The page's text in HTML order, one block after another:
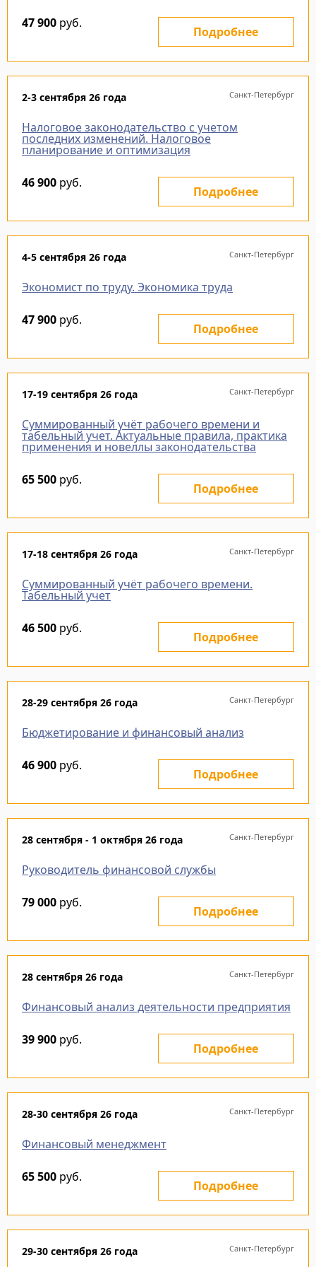
47 900 руб.
Подробнее
2-3 сентября 26 года Санкт-Петербург
Налоговое законодательство с учетом
последних изменений. Налоговое
планирование и оптимизация
46 900 руб.
Подробнее
4-5 сентября 26 года Санкт-Петербург
Экономист по труду. Экономика труда
47 900 руб.
Подробнее
17-19 сентября 26 года Санкт-Петербург
Суммированный учёт рабочего времени и
табельный учет. Актуальные правила, практика
применения и новеллы законодательства
65 500 руб.
Подробнее
17-18 сентября 26 года Санкт-Петербург
Суммированный учёт рабочего времени.
Табельный учет
46 500 руб.
Подробнее
28-29 сентября 26 года Санкт-Петербург
Бюджетирование и финансовый анализ
46 900 руб.
Подробнее
28 сентября - 1 октября 26 года Санкт-Петербург
Руководитель финансовой службы
79 000 руб.
Подробнее
28 сентября 26 года Санкт-Петербург
Финансовый анализ деятельности предприятия
39 900 руб.
Подробнее
28-30 сентября 26 года Санкт-Петербург
Финансовый менеджмент
65 500 руб.
Подробнее
29-30 сентября 26 года Санкт-Петербург